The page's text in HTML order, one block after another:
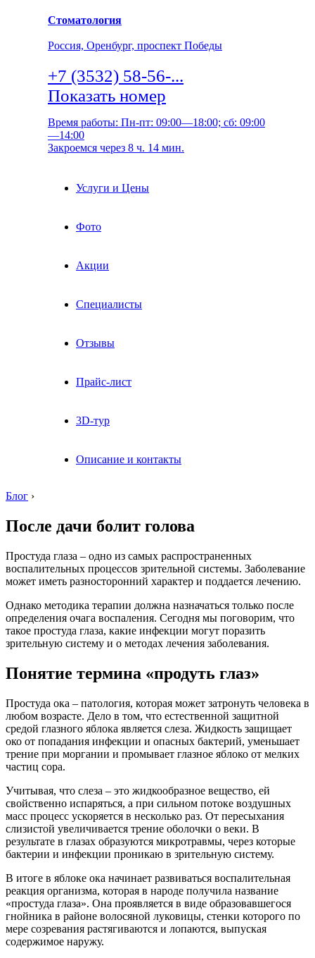
Стоматология
Россия, Оренбург, проспект Победы
+7 (3532) 58-56-...
Показать номер
Время работы: Пн-пт: 09:00—18:00; сб: 09:00
—14:00
Закроемся через 8 ч. 14 мин.
Услуги и Цены
Фото
Акции
Специалисты
Отзывы
Прайс-лист
3D-тур
Описание и контакты
Блог ›
После дачи болит голова
Простуда глаза – одно из самых распространенных
воспалительных процессов зрительной системы. Заболевание
может иметь разносторонний характер и поддается лечению.
Однако методика терапии должна назначаться только после
определения очага воспаления. Сегодня мы поговорим, что
такое простуда глаза, какие инфекции могут поразить
зрительную систему и о методах лечения заболевания.
Понятие термина «продуть глаз»
Простуда ока – патология, которая может затронуть человека в
любом возрасте. Дело в том, что естественной защитной
средой глазного яблока является слеза. Жидкость защищает
око от попадания инфекции и опасных бактерий, уменьшает
трение при моргании и промывает глазное яблоко от мелких
частиц сора.
Учитывая, что слеза – это жидкообразное вещество, ей
свойственно испаряться, а при сильном потоке воздушных
масс процесс ускоряется в несколько раз. От пересыхания
слизистой увеличивается трение оболочки о веки. В
результате в глазах образуются микротравмы, через которые
бактерии и инфекции проникаю в зрительную систему.
В итоге в яблоке ока начинает развиваться воспалительная
реакция организма, которая в народе получила название
«простуда глаза». Она проявляется в виде образовавшегося
гнойника в районе волосяной луковицы, стенки которого по
мере созревания растягиваются и лопаются, выпуская
содержимое наружу.